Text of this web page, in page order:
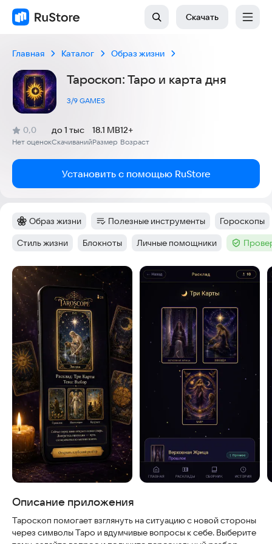
Скачать
Главная Каталог Образ жизни
Тароскоп: Таро и карта дня
3/9 GAMES
Рейтинг:
0,0
(
Нет оценок
)
Скачиваний
до 1 тыс
Размер
18.1 MB
Возраст
12+
Установить с помощью RuStore
Категория:
Образ жизни Категория:
Полезные инструменты Тег:
Гороскопы
Тег:
Стиль жизни Тег:
Блокноты Тег:
Личные помощники Тег :
Скриншоты
Описание приложения
Тароскоп помогает взглянуть на ситуацию с новой стороны
через символы Таро и вдумчивые вопросы к себе. Выберите